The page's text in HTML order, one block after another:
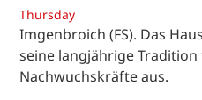
Thursday
Imgenbroich (FS). Das
seine langjährige
Nachwuchskräfte aus.